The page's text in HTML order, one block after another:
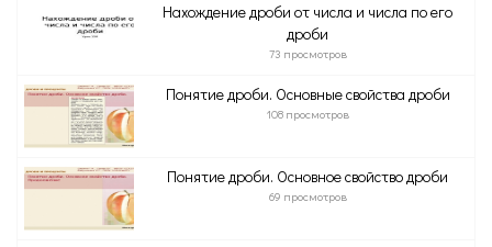
Нахождение дроби от числа и числа по его
дроби
73 просмотров
Понятие дроби. Основные свойства дроби
108 просмотров
Понятие дроби. Основное свойство дроби
69 просмотров